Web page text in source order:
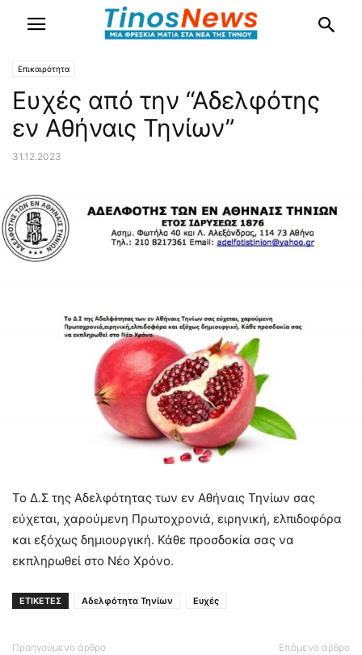
Επικαιρότητα
Ευχές από την “Αδελφότης
εν Αθήναις Τηνίων”
31.12.2023
Το Δ.Σ της Αδελφότητας των εν Αθήναις Τηνίων σας
εύχεται, χαρούμενη Πρωτοχρονιά, ειρηνική, ελπιδοφόρα
και εξόχως δημιουργική. Κάθε προσδοκία σας να
εκπληρωθεί στο Νέο Χρόνο.
ΕΤΙΚΕΤΕΣ Αδελφότητα Τηνίων Ευχές
Προηγούμενο άρθρο Επόμενο άρθρο